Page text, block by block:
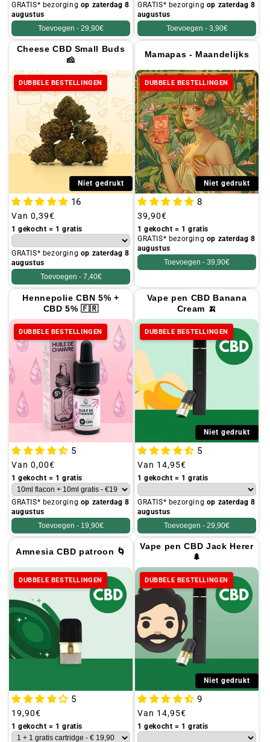
GRATIS* bezorging op zaterdag 8
augustus
Toevoegen - 29,90€
GRATIS* bezorging op zaterdag 8
augustus
Toevoegen - 3,90€
Cheese CBD Small Buds
🧀
DUBBELE BESTELLINGEN
Niet gedrukt
16
Gebruikelijke
prijs
Van 0,39€
1 gekocht = 1 gratis
GRATIS* bezorging op zaterdag 8
augustus
Toevoegen - 7,40€
Mamapas - Maandelijks
DUBBELE BESTELLINGEN
Niet gedrukt
8
Gebruikelijke
prijs
39,90€
1 gekocht = 1 gratis
GRATIS* bezorging op zaterdag 8
augustus
Toevoegen - 39,90€
Hennepolie CBN 5% +
CBD 5% 🇫🇷
DUBBELE BESTELLINGEN
5
Gebruikelijke
prijs
Van 0,00€
1 gekocht = 1 gratis
GRATIS* bezorging op zaterdag 8
augustus
Toevoegen - 19,90€
Vape pen CBD Banana
Cream 🍌
DUBBELE BESTELLINGEN
Niet gedrukt
5
Gebruikelijke
prijs
Van 14,95€
1 gekocht = 1 gratis
GRATIS* bezorging op zaterdag 8
augustus
Toevoegen - 29,90€
Amnesia CBD patroon 🌀
DUBBELE BESTELLINGEN
5
Gebruikelijke
prijs
19,90€
1 gekocht = 1 gratis
Vape pen CBD Jack Herer
🌲
DUBBELE BESTELLINGEN
Niet gedrukt
9
Gebruikelijke
prijs
Van 14,95€
1 gekocht = 1 gratis